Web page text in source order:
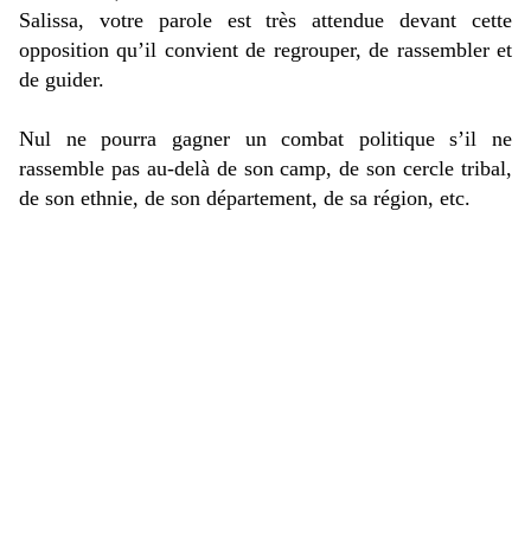
Salissa, votre parole est très attendue devant cette
opposition qu’il convient de regrouper, de rassembler et
de guider.
Nul ne pourra gagner un combat politique s’il ne
rassemble pas au-delà de son camp, de son cercle tribal,
de son ethnie, de son département, de sa région, etc.